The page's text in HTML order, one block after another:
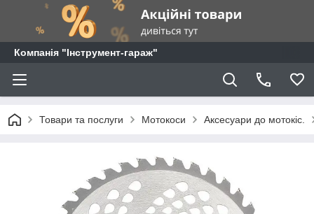
Компанія "Інструмент-гараж"
Товари та послуги Мотокоси Аксесуари до мотокіс.